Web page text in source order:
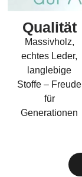
Qualität
Massivholz,
echtes Leder,
langlebige
Stoffe – Freude
für
Generationen